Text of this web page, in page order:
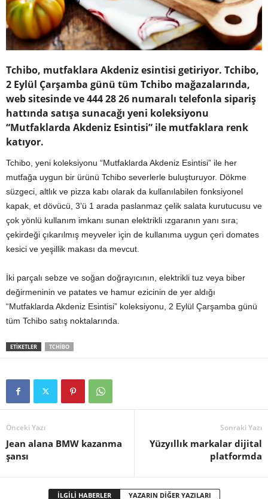
Tchibo, mutfaklara Akdeniz esintisi getiriyor. Tchibo,
2 Eylül Çarşamba günü tüm Tchibo mağazalarında,
web sitesinde ve 444 28 26 numaralı telefonla sipariş
hattında satışa sunacağı yeni koleksiyonu
“Mutfaklarda Akdeniz Esintisi” ile mutfaklara renk
katıyor.
Tchibo, yeni koleksiyonu “Mutfaklarda Akdeniz Esintisi” ile her
mutfağa uygun bir ürünü Tchibo severlerle buluşturuyor. Dökme
süzgeci, altlık ve pizza kabı olarak da kullanılabilen fonksiyonel
kapak, et dövücü, 3’ü 1 arada paslanmaz çelik salata kurutucusu ve
çok yönlü kullanım imkanı sunan elektrikli ızgaranın yanı sıra;
çekirdeği çıkarılmış meyveler için de kullanıma uygun çeri domates
kesici ve yeşillik makası da mevcut.
İki parçalı sebze ve soğan doğrayıcının, elektrikli tuz veya biber
değirmeninin ve patates ve hamur ezicinin de yer aldığı
“Mutfaklarda Akdeniz Esintisi” koleksiyonu, 2 Eylül Çarşamba günü
tüm Tchibo satış noktalarında.
ETİKETLER TCHIBO
Önceki Yazı
Jean alana BMW kazanma
şansı
Sonraki Yazı
Yüzyıllık markalar dijital
platformda
İLGİLİ HABERLER YAZARIN DİĞER YAZILARI